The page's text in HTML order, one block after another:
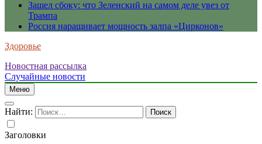
Зашел сбоку: что Зеленский на самом деле увез от
Трампа
Россия наращивает мощность залпа «Цирконов»
Здоровье
Новостная рассылка
Случайные новости
Меню
Найти:
Заголовки